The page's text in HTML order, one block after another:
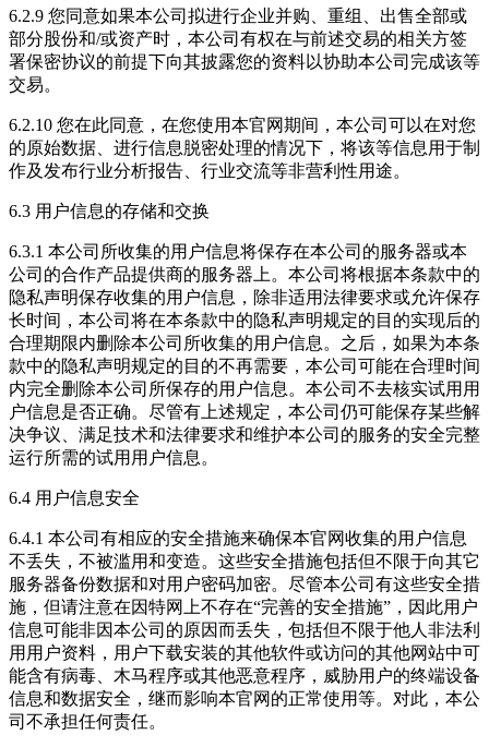
6.2.9 您同意如果本公司拟进行企业并购、重组、出售全部或
部分股份和/或资产时，本公司有权在与前述交易的相关方签
署保密协议的前提下向其披露您的资料以协助本公司完成该等
交易。
6.2.10 您在此同意，在您使用本官网期间，本公司可以在对您
的原始数据、进行信息脱密处理的情况下，将该等信息用于制
作及发布行业分析报告、行业交流等非营利性用途。
6.3 用户信息的存储和交换
6.3.1 本公司所收集的用户信息将保存在本公司的服务器或本
公司的合作产品提供商的服务器上。本公司将根据本条款中的
隐私声明保存收集的用户信息，除非适用法律要求或允许保存
长时间，本公司将在本条款中的隐私声明规定的目的实现后的
合理期限内删除本公司所收集的用户信息。之后，如果为本条
款中的隐私声明规定的目的不再需要，本公司可能在合理时间
内完全删除本公司所保存的用户信息。本公司不去核实试用用
户信息是否正确。尽管有上述规定，本公司仍可能保存某些解
决争议、满足技术和法律要求和维护本公司的服务的安全完整
运行所需的试用用户信息。
6.4 用户信息安全
6.4.1 本公司有相应的安全措施来确保本官网收集的用户信息
不丢失，不被滥用和变造。这些安全措施包括但不限于向其它
服务器备份数据和对用户密码加密。尽管本公司有这些安全措
施，但请注意在因特网上不存在“完善的安全措施”，因此用户
信息可能非因本公司的原因而丢失，包括但不限于他人非法利
用用户资料，用户下载安装的其他软件或访问的其他网站中可
能含有病毒、木马程序或其他恶意程序，威胁用户的终端设备
信息和数据安全，继而影响本官网的正常使用等。对此，本公
司不承担任何责任。